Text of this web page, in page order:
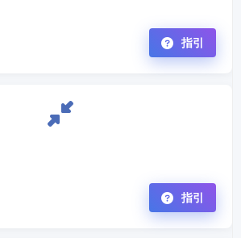
指引
指引